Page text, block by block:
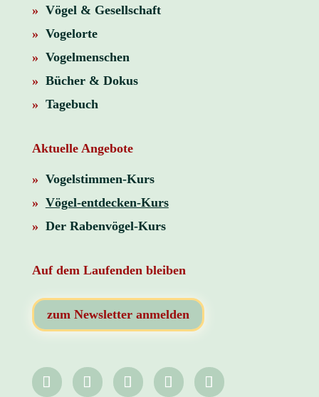
» Vögel & Gesellschaft
» Vogelorte
» Vogelmenschen
» Bücher & Dokus
» Tagebuch
Aktuelle Angebote
» Vogelstimmen-Kurs
» Vögel-entdecken-Kurs
» Der Rabenvögel-Kurs
Auf dem Laufenden bleiben
zum Newsletter anmelden